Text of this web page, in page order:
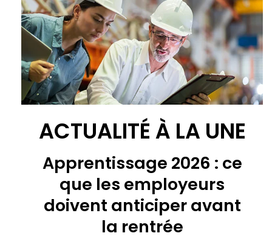
ACTUALITÉ À LA UNE
Apprentissage 2026 : ce
que les employeurs
doivent anticiper avant
la rentrée